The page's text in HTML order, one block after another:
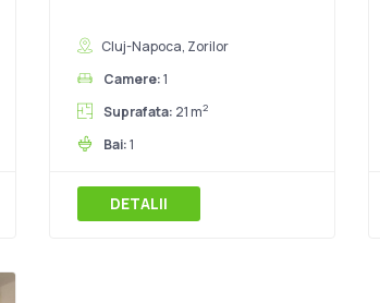
Cluj-Napoca, Zorilor
Camere:1
Suprafata: 21 m2
Bai:1
DETALII